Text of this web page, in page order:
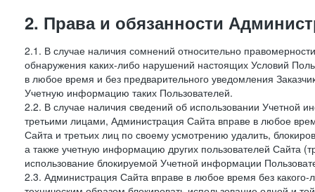
2. Права и обязанности
2.1. В случае наличия сомнений относительно
обнаружения каких-либо нарушений настоящих Условий
в любое время и без предварительного уведомления
Учетную информацию таких Пользователей.
2.2. В случае наличия сведений об использовании Учетной
третьими лицами, Администрация Сайта вправе в любое
Сайта и третьих лиц по своему усмотрению удалить,
а также учетную информацию других пользователей Сайта
использование блокируемой Учетной информации
2.3. Администрация Сайта вправе в любое время без